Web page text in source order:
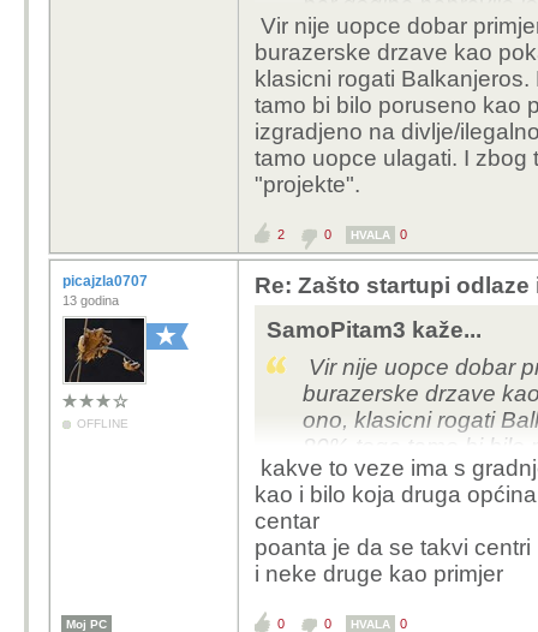
njihovu veliku
obične plodine malo
Vir nije uopce dobar
burazerske drzave kao
klasicni rogati
tamo bi bilo poruseno kao
izgradjeno na divlje/
tamo uopce ulagati. I
"projekte".
2 0 HVALA 0
picajzla0707
13 godina
OFFLINE
Re: Zašto startupi
SamoPitam3 kaže...
Vir nije uopce dobar
burazerske drzave
ono, klasicni rogati
80% toga tamo bi bilo
krsiti zakon, jer je
vagali isplati li im se
je jedan kaos za neke
kakve to veze ima s
kao i bilo koja druga
centar
poanta je da se takvi
i neke druge kao primjer
Moj PC 0 0 HVALA 0